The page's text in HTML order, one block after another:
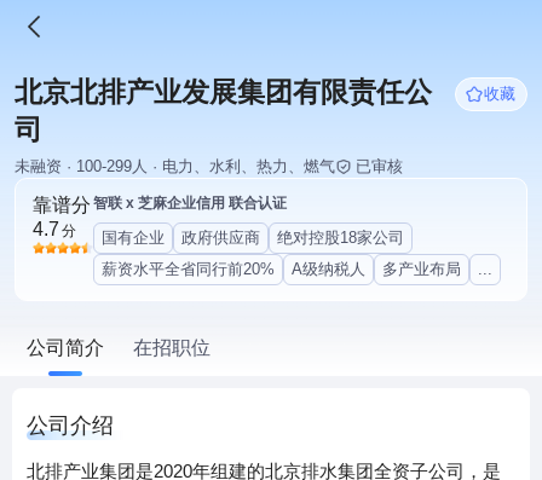
北京北排产业发展集团有限责任公
司
收藏
未融资 · 100-299人 · 电力、水利、热力、燃气 已审核
靠谱分
4.7 分
智联 x 芝麻企业信用 联合认证
国有企业 政府供应商
绝对控股18家公司
薪资水平全省同行前20%
A级纳税人 多产业布局 ...
公司简介 在招职位
公司介绍
北排产业集团是2020年组建的北京排水集团全资子公司，是